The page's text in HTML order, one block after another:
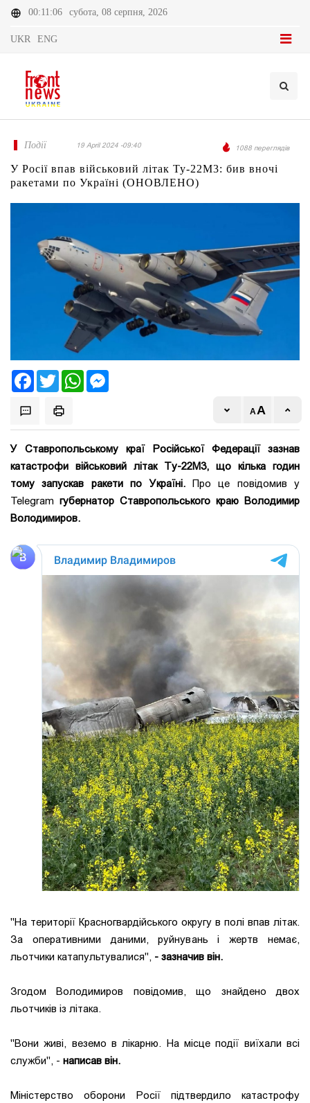
00:11:06 субота, 08 серпня, 2026
UKR ENG
Події 19 April 2024 -09:40 1088 переглядів
У Росії впав військовий літак Ту-22М3: бив вночі
ракетами по Україні (ОНОВЛЕНО)
FacebookTwitter WhatsApp
У Ставропольському краї Російської Федерації зазнав
катастрофи військовий літак Ту-22М3, що кілька годин
тому запускав ракети по Україні.Про це повідомив у
Telegram губернатор Ставропольського краю Володимир
Володимиров.
"На території Красногвардійського округу в полі впав літак.
За оперативними даними, руйнувань і жертв немає,
льотчики катапультувалися", - зазначив він.
Згодом Володимиров повідомив, що знайдено двох
льотчиків із літака.
"Вони живі, веземо в лікарню. На місце події виїхали всі
служби", - написав він.
Міністерство оборони Росії підтвердило катастрофу